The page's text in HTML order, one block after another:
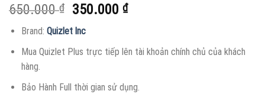
dựa trên
650.000₫
Giá
gốc
là:
650.000 ₫.
350.000₫Giá
là:
Brand: Quizlet lnc
Mua Quizlet Plus trực tiếp lên tài khoản chính chủ của khách
hàng.
Bảo Hành Full thời gian sử dụng.